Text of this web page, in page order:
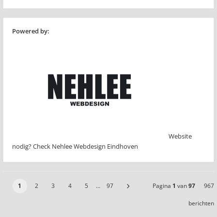
Powered by:
Website
nodig? Check Nehlee Webdesign Eindhoven
1 2 3 4 5 … 97 Pagina 1 van97 967
berichten